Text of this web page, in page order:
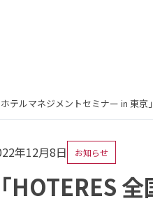
ホテルマネジメントセミナー in 東
年12月8日 お知らせ
「HOTERES